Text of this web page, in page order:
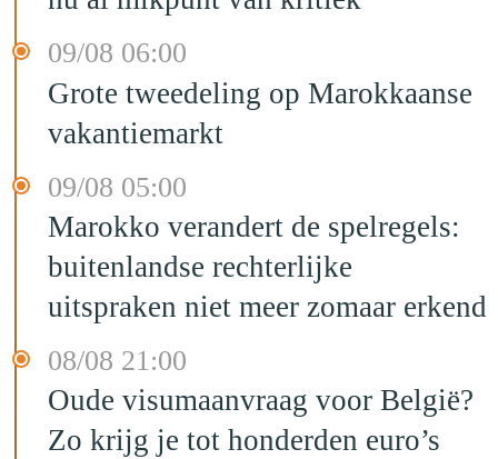
09/08 06:00
Grote tweedeling op Marokkaanse
vakantiemarkt
09/08 05:00
Marokko verandert de spelregels:
buitenlandse rechterlijke
uitspraken niet meer zomaar erkend
08/08 21:00
Oude visumaanvraag voor België?
Zo krijg je tot honderden euro’s